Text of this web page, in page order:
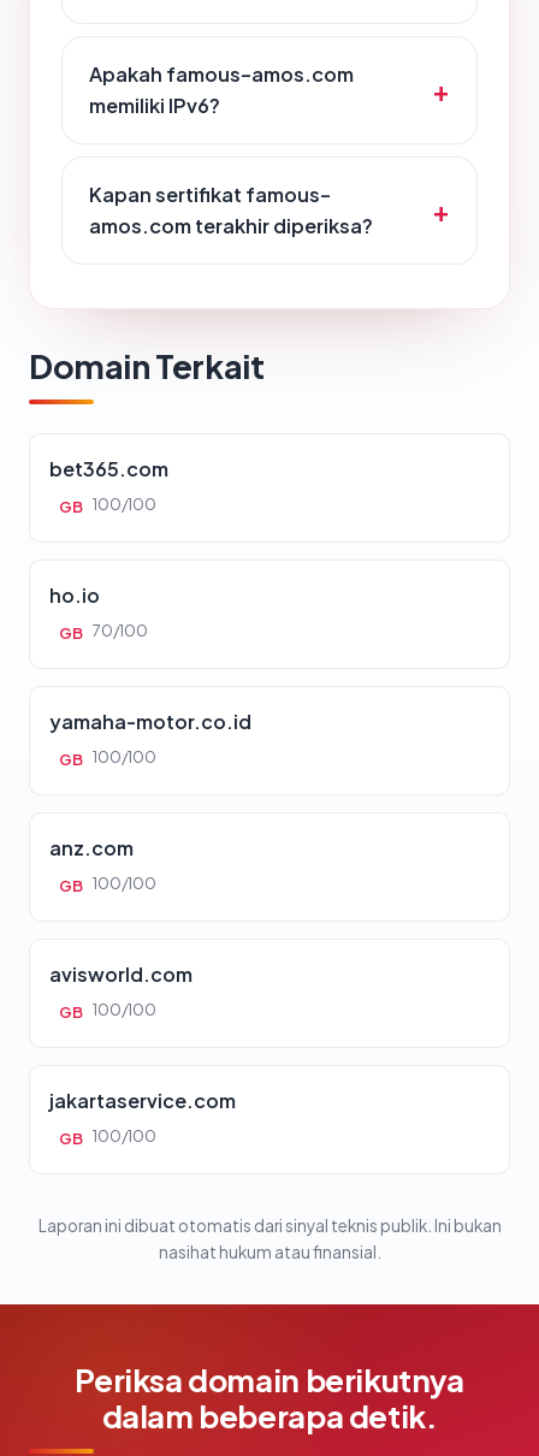
Apakah famous-amos.com
memiliki IPv6?
Kapan sertifikat famous-
amos.com terakhir diperiksa?
Domain Terkait
bet365.com
GB 100/100
ho.io
GB 70/100
yamaha-motor.co.id
GB 100/100
anz.com
GB 100/100
avisworld.com
GB 100/100
jakartaservice.com
GB 100/100
Laporan ini dibuat otomatis dari sinyal teknis publik. Ini bukan
nasihat hukum atau finansial.
Periksa domain berikutnya
dalam beberapa detik.